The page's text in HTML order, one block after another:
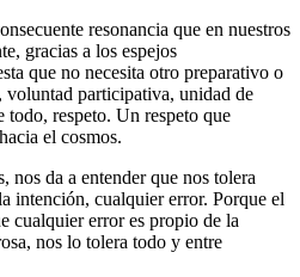
resonancia que en nuestros
gracias a los espejos
que no necesita otro preparativo o
voluntad participativa, unidad de
todo, respeto. Un respeto que
el cosmos.
nos da a entender que nos tolera
intención, cualquier error. Porque el
cualquier error es propio de la
nos lo tolera todo y entre